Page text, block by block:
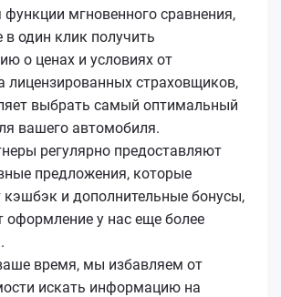
функции мгновенного сравнения,
один клик получить
о ценах и условиях от
лицензированных страховщиков,
выбрать самый оптимальный
вашего автомобиля.
регулярно предоставляют
предложения, которые
и дополнительные бонусы,
оформление у нас еще более
время, мы избавляем от
искать информацию на